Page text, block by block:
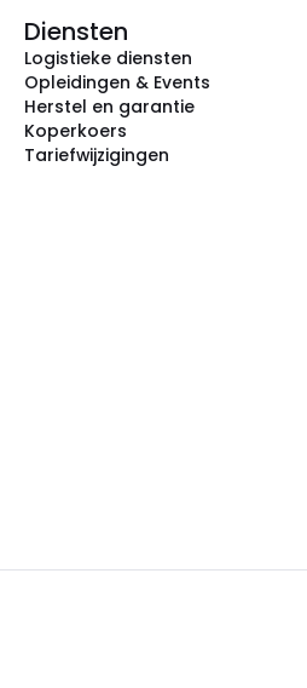
Diensten
Logistieke diensten
Opleidingen & Events
Herstel en garantie
Koperkoers
Tariefwijzigingen